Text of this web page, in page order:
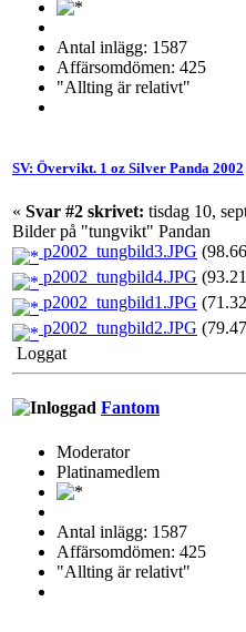
Antal inlägg: 1587
Affärsomdömen: 425
"Allting är relativt"
SV: Övervikt. 1 oz Silver Panda 2002
« Svar #2 skrivet: tisdag 10,
Bilder på "tungvikt" Pandan
p2002_tungbild3.JPG
p2002_tungbild4.JPG
p2002_tungbild1.JPG
p2002_tungbild2.JPG
Loggat
Fantom
Moderator
Platinamedlem
Antal inlägg: 1587
Affärsomdömen: 425
"Allting är relativt"